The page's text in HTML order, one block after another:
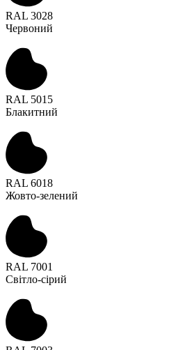
RAL 3028
Червоний
RAL 5015
Блакитний
RAL 6018
Жовто-зелений
RAL 7001
Світло-сірий